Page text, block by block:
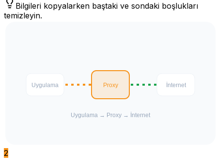
Bilgileri kopyalarken baştaki ve sondaki boşlukları
temizleyin.
2